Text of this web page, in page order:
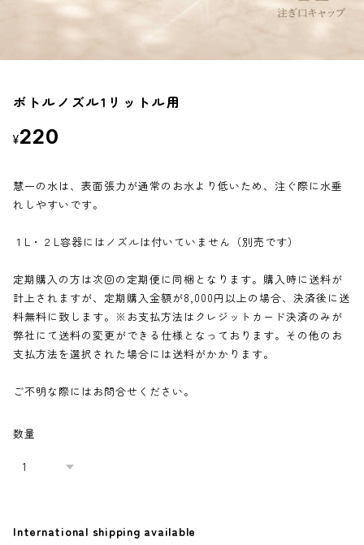
定期便
Shop Guide
お支払い方法について
プライバシーポリシー
ボトルノズル1リットル用
¥220
慧一の水は、表面張力が通常のお水より低いため、注ぐ際に水垂
れしやすいです。
１L・２L容器にはノズルは付いていません（別売です）
定期購入の方は次回の定期便に同梱となります。購入時に送料が
計上されますが、定期購入金額が8,000円以上の場合、決済後に送
料無料に致します。※お支払方法はクレジットカード決済のみが
弊社にて送料の変更ができる仕様となっております。その他のお
支払方法を選択された場合には送料がかかります。
ご不明な際にはお問合せください。
数量
International shipping available